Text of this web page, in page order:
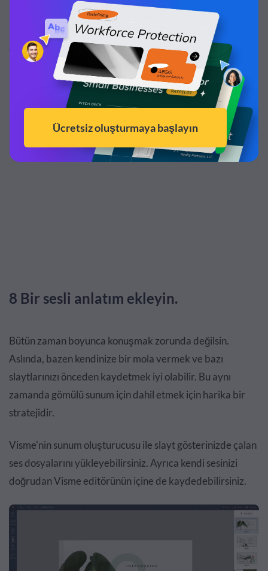
İşte harika bir hikaye anlatımıyla izleyiciyi hala kendine
çeken verilerle dolu harika bir sunum örneği.
8 Bir sesli anlatım ekleyin.
Bütün zaman boyunca konuşmak zorunda değilsin.
Aslında, bazen kendinize bir mola vermek ve bazı
slaytlarınızı önceden kaydetmek iyi olabilir. Bu aynı
zamanda gömülü sunum için dahil etmek için harika bir
stratejidir.
Visme'nin sunum oluşturucusu ile slayt gösterinizde çalan
ses dosyalarını yükleyebilirsiniz. Ayrıca kendi sesinizi
doğrudan Visme editörünün içine de kaydedebilirsiniz.